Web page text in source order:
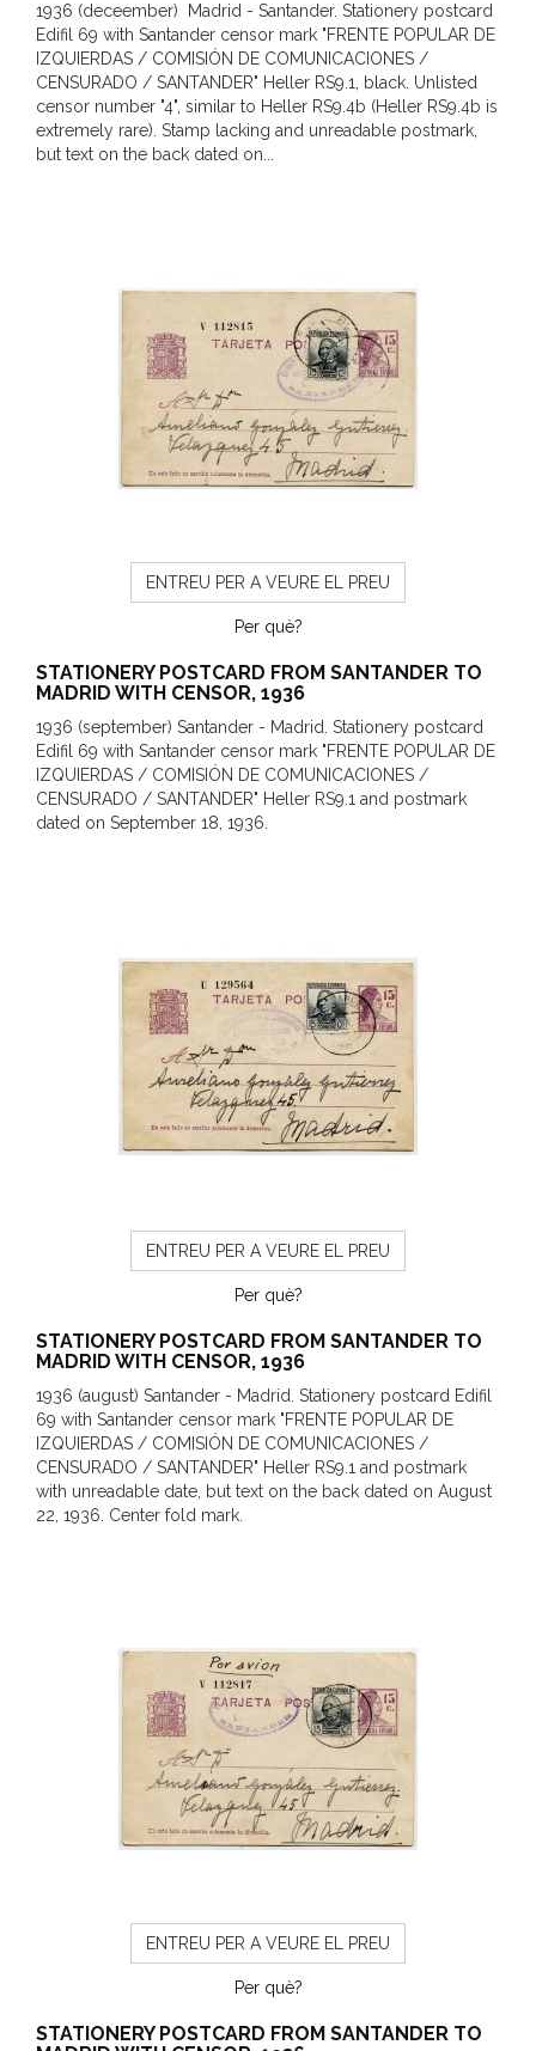
1936 (deceember) Madrid - Santander. Stationery postcard
Edifil 69 with Santander censor mark "FRENTE POPULAR DE
IZQUIERDAS / COMISIÓN DE COMUNICACIONES /
CENSURADO / SANTANDER" Heller RS9.1, black. Unlisted
censor number "4", similar to Heller RS9.4b (Heller RS9.4b is
extremely rare). Stamp lacking and unreadable postmark,
but text on the back dated on...
ENTREU PER A VEURE EL PREU
Per què?
STATIONERY POSTCARD FROM SANTANDER TO
MADRID WITH CENSOR, 1936
1936 (september) Santander - Madrid. Stationery postcard
Edifil 69 with Santander censor mark "FRENTE POPULAR DE
IZQUIERDAS / COMISIÓN DE COMUNICACIONES /
CENSURADO / SANTANDER" Heller RS9.1 and postmark
dated on September 18, 1936.
ENTREU PER A VEURE EL PREU
Per què?
STATIONERY POSTCARD FROM SANTANDER TO
MADRID WITH CENSOR, 1936
1936 (august) Santander - Madrid. Stationery postcard Edifil
69 with Santander censor mark "FRENTE POPULAR DE
IZQUIERDAS / COMISIÓN DE COMUNICACIONES /
CENSURADO / SANTANDER" Heller RS9.1 and postmark
with unreadable date, but text on the back dated on August
22, 1936. Center fold mark.
ENTREU PER A VEURE EL PREU
Per què?
STATIONERY POSTCARD FROM SANTANDER TO